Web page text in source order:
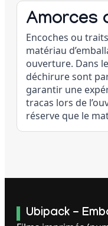
Amorces
Encoches ou
matériau
ouverture. Dans
déchirure sont
garantir une
tracas lors de
réserve que le
Ubipack -